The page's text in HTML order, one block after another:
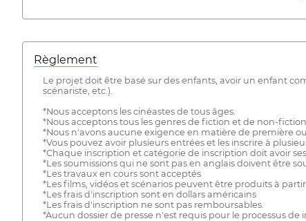
Règlement
Le projet doit être basé sur des enfants, avoir un enfant
scénariste, etc.).
*Nous acceptons les cinéastes de tous âges.
*Nous acceptons tous les genres de fiction et de non-fiction
*Nous n'avons aucune exigence en matière de première
*Vous pouvez avoir plusieurs entrées et les inscrire à
*Chaque inscription et catégorie de inscription doit avoir
*Les soumissions qui ne sont pas en anglais doivent être
*Les travaux en cours sont acceptés
*Les films, vidéos et scénarios peuvent être produits à
*Les frais d'inscription sont en dollars américains
*Les frais d'inscription ne sont pas remboursables.
*Aucun dossier de presse n'est requis pour le processus de